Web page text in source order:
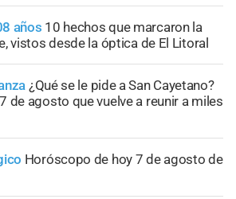
años 10 hechos que marcaron la
vistos desde la óptica de El Litoral
¿Qué se le pide a San Cayetano?
de agosto que vuelve a reunir a miles
Horóscopo de hoy 7 de agosto de